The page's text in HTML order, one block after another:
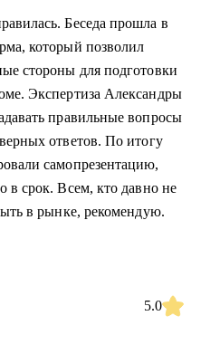
Беседа прошла в
который позволил
стороны для подготовки
Экспертиза Александры
правильные вопросы
ответов. По итогу
самопрезентацию,
в срок. Всем, кто давно не
в рынке, рекомендую.
5.0